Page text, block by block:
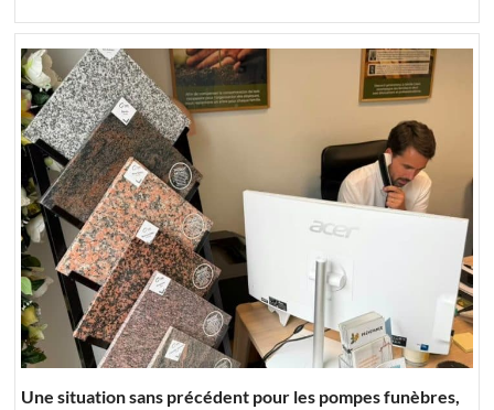
Une situation sans précédent pour les pompes funèbres,